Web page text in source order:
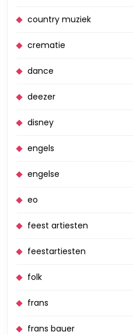
country muziek
crematie
dance
deezer
disney
engels
engelse
eo
feest artiesten
feestartiesten
folk
frans
frans bauer